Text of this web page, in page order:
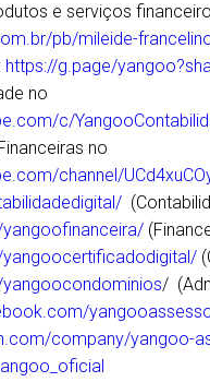
e serviços
pb/mileide-
https://g.page/
no
c/
no
channel/
/
company/yangoo-